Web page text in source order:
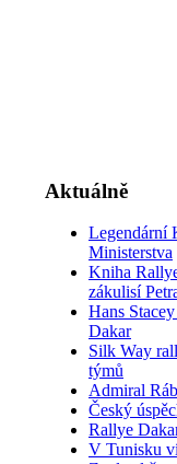
Aktuálně
Legendární
Ministerstva
Kniha
zákulisí
Hans
Dakar
Silk Way
týmů
Admiral
Český
Rallye
V Tunisku